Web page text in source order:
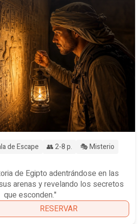
de Escape 👥 2-8 p.
🎭 Misterio
de Egipto adentrándose en las
arenas y revelando los secretos
que esconden."
RESERVAR